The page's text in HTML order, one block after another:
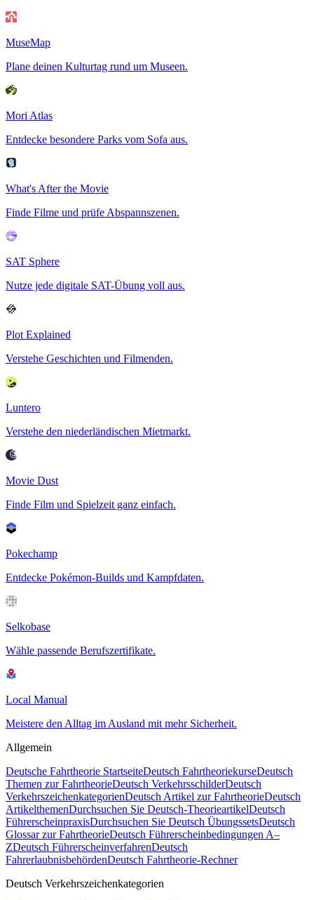
MuseMap
Plane deinen Kulturtag rund um Museen.
Mori Atlas
Entdecke besondere Parks vom Sofa aus.
What's After the Movie
Finde Filme und prüfe Abspannszenen.
SAT Sphere
Nutze jede digitale SAT-Übung voll aus.
Plot Explained
Verstehe Geschichten und Filmenden.
Luntero
Verstehe den niederländischen Mietmarkt.
Movie Dust
Finde Film und Spielzeit ganz einfach.
Pokechamp
Entdecke Pokémon-Builds und Kampfdaten.
Selkobase
Wähle passende Berufszertifikate.
Local Manual
Meistere den Alltag im Ausland mit mehr Sicherheit.
Allgemein
Deutsche Fahrtheorie StartseiteDeutsch FahrtheoriekurseDeutsch
Themen zur FahrtheorieDeutsch VerkehrsschilderDeutsch
VerkehrszeichenkategorienDeutsch Artikel zur FahrtheorieDeutsch
ArtikelthemenDurchsuchen Sie Deutsch-TheorieartikelDeutsch
FührerscheinpraxisDurchsuchen Sie Deutsch ÜbungssetsDeutsch
Glossar zur FahrtheorieDeutsch Führerscheinbedingungen A–
ZDeutsch FührerscheinverfahrenDeutsch
FahrerlaubnisbehördenDeutsch Fahrtheorie-Rechner
Deutsch Verkehrszeichenkategorien